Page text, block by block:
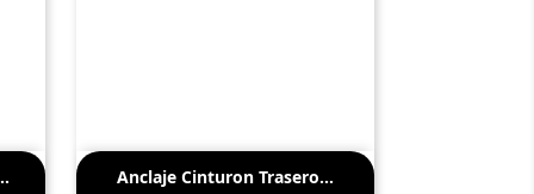
Anclaje Cinturon Trasero...
 Vista rápida